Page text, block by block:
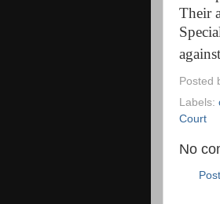
Their
Posted
Labels:
Court
No